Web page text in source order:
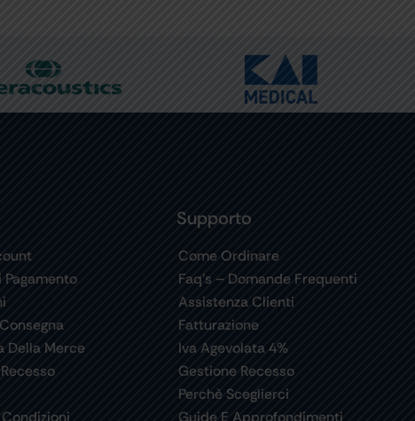
Della Merce
Supporto
Come Ordinare
Faq’s – Domande Frequenti
Assistenza Clienti
Fatturazione
Iva Agevolata 4%
Gestione Recesso
Perchè Sceglierci
Guide E Approfondimenti